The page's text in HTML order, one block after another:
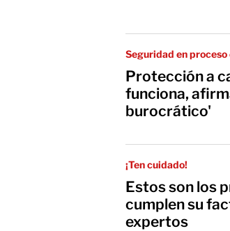
Seguridad en
Protección a
funciona,
burocrático'
¡Ten cuidado!
Estos son los
cumplen su
expertos